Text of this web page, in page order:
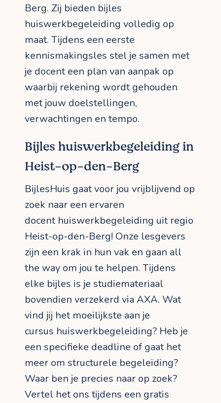
Berg. Zij bieden bijles
huiswerkbegeleiding volledig op
maat. Tijdens een eerste
kennismakingsles stel je samen met
je docent een plan van aanpak op
waarbij rekening wordt gehouden
met jouw doelstellingen,
verwachtingen en tempo.
Bijles huiswerkbegeleiding in
Heist-op-den-Berg
BijlesHuis gaat voor jou vrijblijvend op
zoek naar een ervaren
docent huiswerkbegeleiding uit regio
Heist-op-den-Berg! Onze lesgevers
zijn een krak in hun vak en gaan all
the way om jou te helpen. Tijdens
elke bijles is je studiemateriaal
bovendien verzekerd via AXA. Wat
vind jij het moeilijkste aan je
cursus huiswerkbegeleiding? Heb je
een specifieke deadline of gaat het
meer om structurele begeleiding?
Waar ben je precies naar op zoek?
Vertel het ons tijdens een gratis